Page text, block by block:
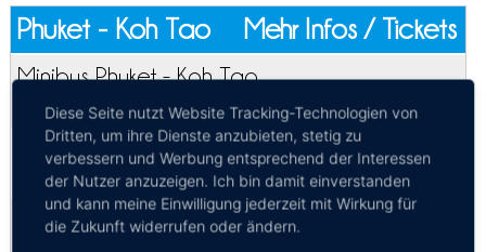
Phuket - Koh Tao Mehr Infos / Tickets
Minibus Phuket - Koh Tao
Kosten:EUR 47.21 Dauer:8h 15m – 11h
Minibus + Speedboat
06:30, 07:00, 08:00, 08:45, 09:15
Bus Phuket - Koh Tao
Diese Seite nutzt Website Tracking-Technologien von
Dritten, um ihre Dienste anzubieten, stetig zu
verbessern und Werbung entsprechend der Interessen
der Nutzer anzuzeigen. Ich bin damit einverstanden
und kann meine Einwilligung jederzeit mit Wirkung für
die Zukunft widerrufen oder ändern.